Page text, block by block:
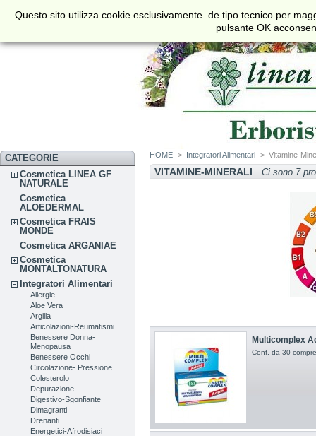
Valuta
CATEGORIE
Cosmetica LINEA GF
NATURALE
Cosmetica
ALOEDERMAL
Cosmetica FRAIS
MONDE
Cosmetica ARGANIAE
Cosmetica
MONTALTONATURA
Integratori Alimentari
Allergie
Aloe Vera
Argilla
Articolazioni-Reumatismi
Benessere Donna-
Menopausa
Benessere Occhi
Circolazione- Pressione
Colesterolo
Depurazione
Digestivo-Sgonfiante
Dimagranti
Drenanti
Energetici-Afrodisiaci
HOME > Integratori Alimentari > Vitamine-
VITAMINE-MINERALI Ci sono 7
Multicomplex
Conf. da 30
Questo sito utilizza cookie esclusivamente de tipo tecnico per
pulsante OK